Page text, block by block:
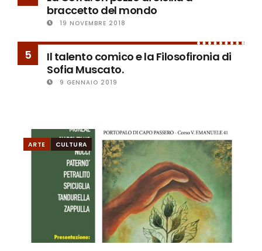
braccetto del mondo
19 NOVEMBRE 2018
5
Il talento comico e la Filosofironia di
Sofia Muscato.
9 GENNAIO 2019
ARTE CULTURA